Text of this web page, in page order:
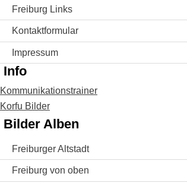
Freiburg Links
Kontaktformular
Impressum
Info
Kommunikationstrainer
Korfu Bilder
Bilder Alben
Freiburger Altstadt
Freiburg von oben